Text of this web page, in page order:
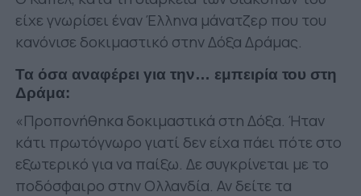
είχε γνωρίσει έναν Έλληνα μάνατζερ που του
κανόνισε δοκιμαστικό στην Δόξα Δράμας.
Τα όσα αναφέρει για την… εμπειρία του στη
Δράμα:
«Προπονήθηκα δοκιμαστικά στη Δόξα. Ήταν
κάτι πρωτόγνωρο γιατί δεν είχα πάει πότε στο
εξωτερικό για να παίξω. Δε συγκρίνεται με το
ποδόσφαιρο στην Ολλανδία. Αν δείτε τα